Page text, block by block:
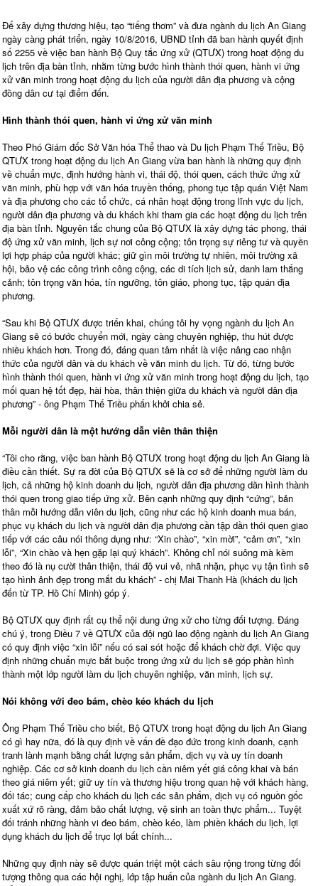
Để xây dựng thương hiệu, tạo “tiếng thơm” và đưa ngành du lịch An Giang
ngày càng phát triển, ngày 10/8/2016, UBND tỉnh đã ban hành quyết định
số 2255 về việc ban hành Bộ Quy tắc ứng xử (QTƯX) trong hoạt động du
lịch trên địa bàn tỉnh, nhằm từng bước hình thành thói quen, hành vi ứng
xử văn minh trong hoạt động du lịch của người dân địa phương và cộng
đồng dân cư tại điểm đến.
Hình thành thói quen, hành vi ứng xử văn minh
Theo Phó Giám đốc Sở Văn hóa Thể thao và Du lịch Phạm Thế Triều, Bộ
QTƯX trong hoạt động du lịch An Giang vừa ban hành là những quy định
về chuẩn mực, định hướng hành vi, thái độ, thói quen, cách thức ứng xử
văn minh, phù hợp với văn hóa truyền thống, phong tục tập quán Việt Nam
và địa phương cho các tổ chức, cá nhân hoạt động trong lĩnh vực du lịch,
người dân địa phương và du khách khi tham gia các hoạt động du lịch trên
địa bàn tỉnh. Nguyên tắc chung của Bộ QTƯX là xây dựng tác phong, thái
độ ứng xử văn minh, lịch sự nơi công cộng; tôn trọng sự riêng tư và quyền
lợi hợp pháp của người khác; giữ gìn môi trường tự nhiên, môi trường xã
hội, bảo vệ các công trình công cộng, các di tích lịch sử, danh lam thắng
cảnh; tôn trọng văn hóa, tín ngưỡng, tôn giáo, phong tục, tập quán địa
phương.
“Sau khi Bộ QTƯX được triển khai, chúng tôi hy vọng ngành du lịch An
Giang sẽ có bước chuyển mới, ngày càng chuyên nghiệp, thu hút được
nhiều khách hơn. Trong đó, đáng quan tâm nhất là việc nâng cao nhận
thức của người dân và du khách về văn minh du lịch. Từ đó, từng bước
hình thành thói quen, hành vi ứng xử văn minh trong hoạt động du lịch, tạo
mối quan hệ tốt đẹp, hài hòa, thân thiện giữa du khách và người dân địa
phương” - ông Phạm Thế Triều phấn khởi chia sẻ.
Mỗi người dân là một hướng dẫn viên thân thiện
“Tôi cho rằng, việc ban hành Bộ QTƯX trong hoạt động du lịch An Giang là
điều cần thiết. Sự ra đời của Bộ QTƯX sẽ là cơ sở để những người làm du
lịch, cả những hộ kinh doanh du lịch, người dân địa phương dần hình thành
thói quen trong giao tiếp ứng xử. Bên cạnh những quy định “cứng”, bản
thân mỗi hướng dẫn viên du lịch, cũng như các hộ kinh doanh mua bán,
phục vụ khách du lịch và người dân địa phương cần tập dần thói quen giao
tiếp với các câu nói thông dụng như: “Xin chào”, “xin mời”, “cảm ơn”, “xin
lỗi”, “Xin chào và hẹn gặp lại quý khách”. Không chỉ nói suông mà kèm
theo đó là nụ cười thân thiện, thái độ vui vẻ, nhã nhặn, phục vụ tận tình sẽ
tạo hình ảnh đẹp trong mắt du khách” - chị Mai Thanh Hà (khách du lịch
đến từ TP. Hồ Chí Minh) góp ý.
Bộ QTƯX quy định rất cụ thể nội dung ứng xử cho từng đối tượng. Đáng
chú ý, trong Điều 7 về QTƯX của đội ngũ lao động ngành du lịch An Giang
có quy định việc “xin lỗi” nếu có sai sót hoặc để khách chờ đợi. Việc quy
định những chuẩn mực bắt buộc trong ứng xử du lịch sẽ góp phần hình
thành một lớp người làm du lịch chuyên nghiệp, văn minh, lịch sự.
Nói không với đeo bám, chèo kéo khách du lịch
Ông Phạm Thế Triều cho biết, Bộ QTƯX trong hoạt động du lịch An Giang
có gì hay nữa, đó là quy định về vấn đề đạo đức trong kinh doanh, cạnh
tranh lành mạnh bằng chất lượng sản phẩm, dịch vụ và uy tín doanh
nghiệp. Các cơ sở kinh doanh du lịch cần niêm yết giá công khai và bán
theo giá niêm yết; giữ uy tín và thương hiệu trong quan hệ với khách hàng,
đối tác; cung cấp cho khách du lịch các sản phẩm, dịch vụ có nguồn gốc
xuất xứ rõ ràng, đảm bảo chất lượng, vệ sinh an toàn thực phẩm... Tuyệt
đối tránh những hành vi đeo bám, chèo kéo, làm phiền khách du lịch, lợi
dụng khách du lịch để trục lợi bất chính...
Những quy định này sẽ được quán triệt một cách sâu rộng trong từng đối
tượng thông qua các hội nghị, lớp tập huấn của ngành du lịch An Giang.